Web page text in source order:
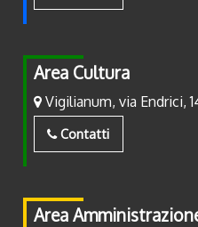
Area Cultura
Vigilianum, via Endrici,
Contatti
Area